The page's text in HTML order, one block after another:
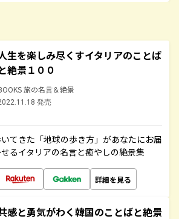
生を楽しみ尽くすイタリアのことば
絶景１００
旅の名言＆絶景
発売
てきた「地球の歩き方」があなたにお届
るイタリアの名言と癒やしの絶景集
詳細を見る
感と勇気がわく韓国のことばと絶景